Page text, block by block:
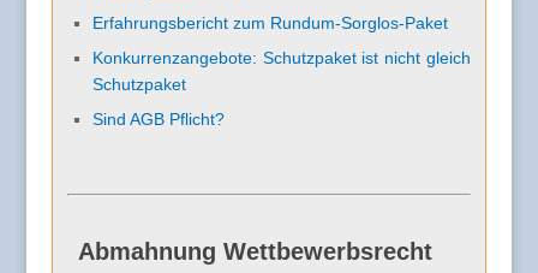
Erfahrungsbericht zum Rundum-Sorglos-Paket
Konkurrenzangebote: Schutzpaket ist nicht gleich
Schutzpaket
Sind AGB Pflicht?
Abmahnung Wettbewerbsrecht